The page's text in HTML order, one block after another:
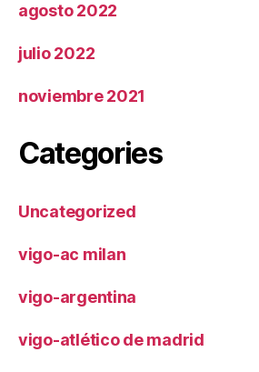
agosto 2022
julio 2022
noviembre 2021
Categories
Uncategorized
vigo-ac milan
vigo-argentina
vigo-atlético de madrid